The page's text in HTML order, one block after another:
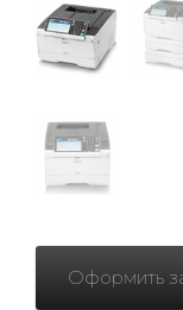
Контакты
Оформить